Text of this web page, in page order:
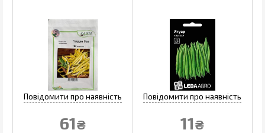
61₴ 11₴